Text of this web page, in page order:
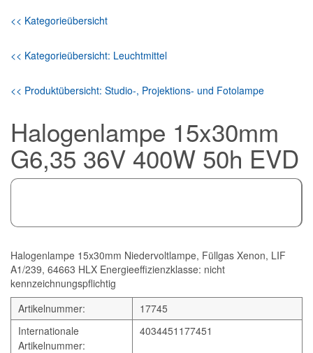
<< Kategorieübersicht
<< Kategorieübersicht: Leuchtmittel
<< Produktübersicht: Studio-, Projektions- und Fotolampe
Halogenlampe 15x30mm
G6,35 36V 400W 50h EVD
Halogenlampe 15x30mm Niedervoltlampe, Füllgas Xenon, LIF
A1/239, 64663 HLX Energieeffizienzklasse: nicht
kennzeichnungspflichtig
Artikelnummer:
17745
Internationale
Artikelnummer:
4034451177451